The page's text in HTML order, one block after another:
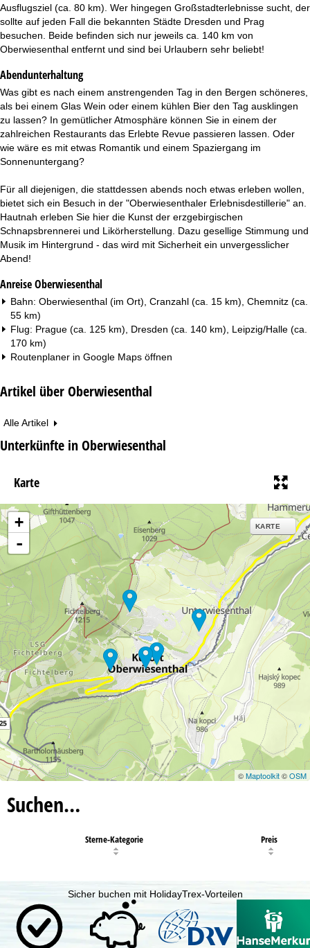
Ausflugsziel (ca. 80 km). Wer hingegen Großstadterlebnisse sucht, der
sollte auf jeden Fall die bekannten Städte Dresden und Prag
besuchen. Beide befinden sich nur jeweils ca. 140 km von
Oberwiesenthal entfernt und sind bei Urlaubern sehr beliebt!
Abendunterhaltung
Was gibt es nach einem anstrengenden Tag in den Bergen schöneres,
als bei einem Glas Wein oder einem kühlen Bier den Tag ausklingen
zu lassen? In gemütlicher Atmosphäre können Sie in einem der
zahlreichen Restaurants das Erlebte Revue passieren lassen. Oder
wie wäre es mit etwas Romantik und einem Spaziergang im
Sonnenuntergang?
Für all diejenigen, die stattdessen abends noch etwas erleben wollen,
bietet sich ein Besuch in der "Oberwiesenthaler Erlebnisdestillerie" an.
Hautnah erleben Sie hier die Kunst der erzgebirgischen
Schnapsbrennerei und Likörherstellung. Dazu gesellige Stimmung und
Musik im Hintergrund - das wird mit Sicherheit ein unvergesslicher
Abend!
Anreise Oberwiesenthal
Bahn: Oberwiesenthal (im Ort), Cranzahl (ca. 15 km), Chemnitz (ca.
55 km)
Flug: Prague (ca. 125 km), Dresden (ca. 140 km), Leipzig/Halle (ca.
170 km)
Routenplaner in Google Maps öffnen
Artikel über Oberwiesenthal
Alle Artikel
Unterkünfte in Oberwiesenthal
Karte
+
-
KARTE
©Maptoolkit©OSM
Suchen…
Sterne-Kategorie Preis
Sicher buchen mit HolidayTrex-Vorteilen